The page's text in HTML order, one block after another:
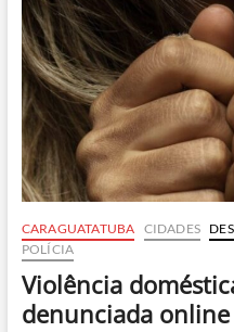
CARAGUATATUBA CIDADES
POLÍCIA
Violência
denunciada online